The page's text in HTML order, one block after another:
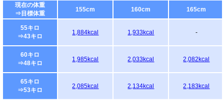
現在の体重
⇒目標体重
155cm 160cm 165cm
55キロ
⇒43キロ
1,884kcal 1,933kcal -
60キロ
⇒48キロ
1,985kcal 2,033kcal 2,082kcal
65キロ
⇒53キロ
2,085kcal 2,134kcal 2,183kcal